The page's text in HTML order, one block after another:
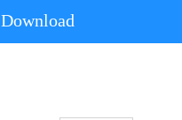
Download